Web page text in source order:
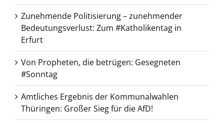
Zunehmende Politisierung – zunehmender
Bedeutungsverlust: Zum #Katholikentag in
Erfurt
Von Propheten, die betrügen: Gesegneten
#Sonntag
Amtliches Ergebnis der Kommunalwahlen
Thüringen: Großer Sieg für die AfD!